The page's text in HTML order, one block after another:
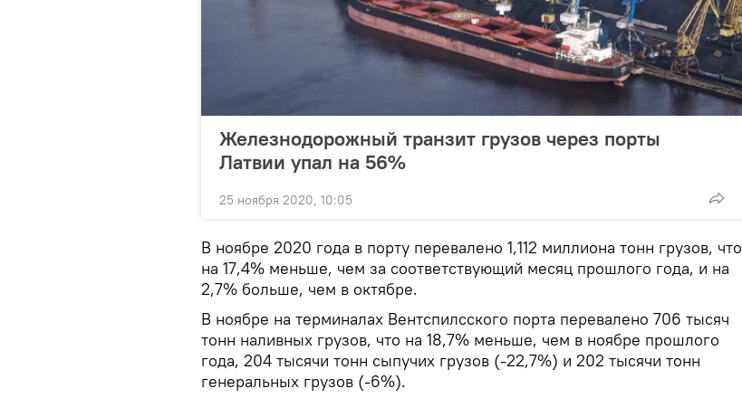
Железнодорожный транзит грузов через порты
Латвии упал на 56%
25 ноября 2020, 10:05
В ноябре 2020 года в порту перевалено 1,112 миллиона тонн грузов, что
на 17,4% меньше, чем за соответствующий месяц прошлого года, и на
2,7% больше, чем в октябре.
В ноябре на терминалах Вентспилсского порта перевалено 706 тысяч
тонн наливных грузов, что на 18,7% меньше, чем в ноябре прошлого
года, 204 тысячи тонн сыпучих грузов (-22,7%) и 202 тысячи тонн
генеральных грузов (-6%).